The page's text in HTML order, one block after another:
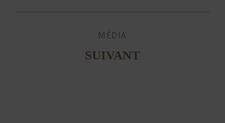
MÉDIA
SUIVANT